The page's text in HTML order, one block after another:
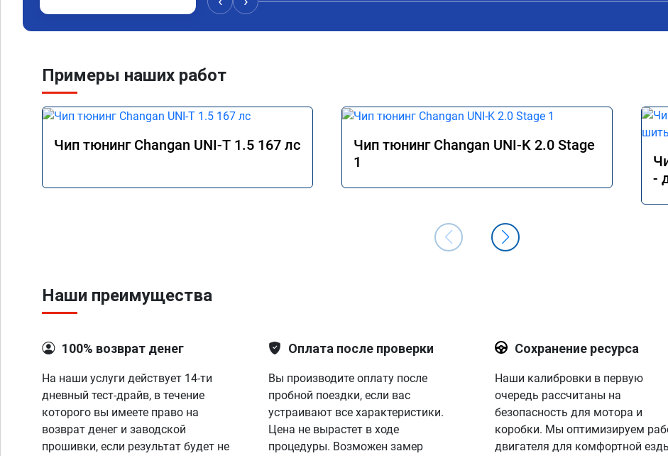
прошивки ощутимая! Огромное СПАСИБО
Примеры наших работ
Чип тюнинг Changan UNI-T 1.5 167 лс
Чип тюнинг Changan UNI-K 2.0 Stage
1
-
Наши преимущества
100% возврат денег
На наши услуги действует 14-ти
дневный тест-драйв, в течение
которого вы имеете право на
возврат денег и заводской
прошивки, если результат будет не
Оплата после проверки
Вы производите оплату после
пробной поездки, если вас
устраивают все характеристики.
Цена не вырастет в ходе
процедуры. Возможен замер
Сохранение ресурса
Наши калибровки в первую
очередь рассчитаны на
безопасность для мотора и
коробки. Мы оптимизируем
двигателя для комфортной